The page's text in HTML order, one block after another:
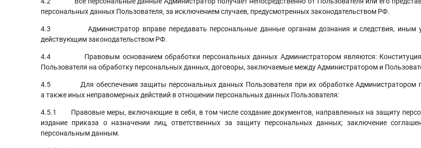
персональных данных Пользователя, за исключением случаев, предусмотренных законодательством РФ.
4.3 Администратор вправе передавать персональные данные органам дознания и следствия, иным
действующим законодательством РФ.
4.4 Правовым основанием обработки персональных данных Администратором являются: Конституция
Пользователя на обработку персональных данных, договоры, заключаемые между Администратором и
4.5 Для обеспечения защиты персональных данных Пользователя при их обработке Администратором
а также иных неправомерных действий в отношении персональных данных Пользователя:
4.5.1 Правовые меры, включающие в себя, в том числе создание документов, направленных на защиту
издание приказа о назначении лиц, ответственных за защиту персональных данных; заключение
персональным данным.